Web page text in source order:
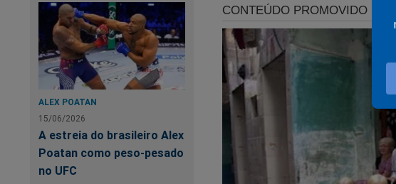
ALEX POATAN
15/06/2026
A estreia do brasileiro Alex
Poatan como peso-pesado
no UFC
dignidade humana deve ser
A verdade sobre o caso deverá
oficiais que eventualmente venham
Até lá, permanece a dúvida: As
realidade pouco conhecida do
construída pela defesa para
O debate está aberto.